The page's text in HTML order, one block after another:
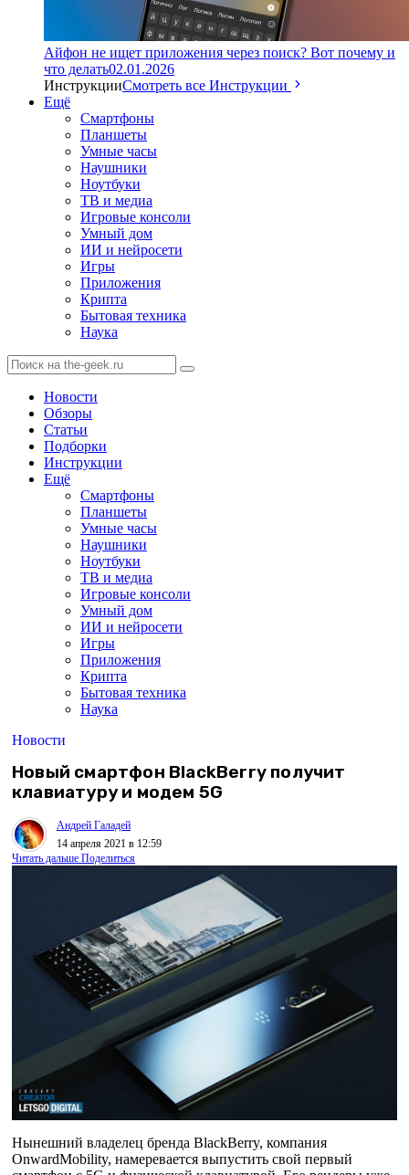
Айфон не ищет приложения через поиск? Вот почему и
что делать02.01.2026
ИнструкцииСмотреть все Инструкции
Ещё
Смартфоны
Планшеты
Умные часы
Наушники
Ноутбуки
ТВ и медиа
Игровые консоли
Умный дом
ИИ и нейросети
Игры
Приложения
Крипта
Бытовая техника
Наука
Новости
Обзоры
Статьи
Подборки
Инструкции
Ещё
Смартфоны
Планшеты
Умные часы
Наушники
Ноутбуки
ТВ и медиа
Игровые консоли
Умный дом
ИИ и нейросети
Игры
Приложения
Крипта
Бытовая техника
Наука
Новости
Новый смартфон BlackBerry получит
клавиатуру и модем 5G
Андрей Галадей
14 апреля 2021 в 12:59
Читать дальше Поделиться
Нынешний владелец бренда BlackBerry, компания
OnwardMobility, намеревается выпустить свой первый